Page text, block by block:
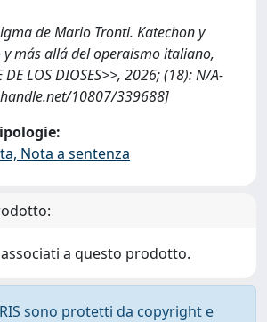
de Mario Tronti. Katechon y
y más allá del operaismo italiano,
DE LOS DIOSES>>, 2026; (18): N/A-
10807/339688]
Nota a sentenza
a questo prodotto.
sono protetti da copyright e